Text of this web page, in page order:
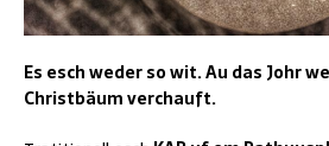
Es esch weder so wit. Au das Johr
Christbäum verchauft.